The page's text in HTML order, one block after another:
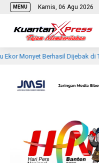
MENU Kamis, 06 Agu 2026
Dijebak di Tembilahan,